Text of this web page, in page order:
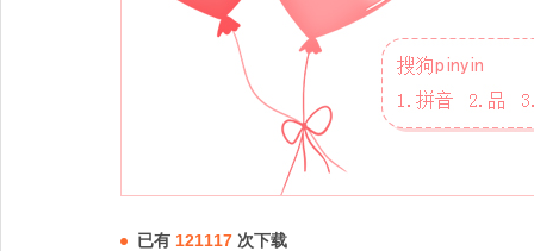
已有 121117 次下载